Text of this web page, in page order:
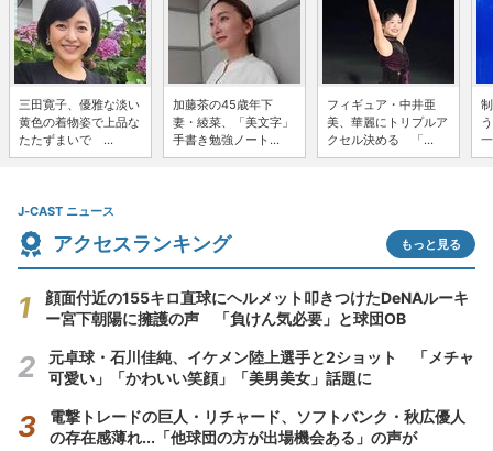
三田寛子、優雅な淡い
黄色の着物姿で上品な
たたずまいで ...
加藤茶の45歳年下
妻・綾菜、「美文字」
手書き勉強ノート...
フィギュア・中井亜
美、華麗にトリプルア
クセル決める 「...
J-CAST ニュース
アクセスランキング もっと見る
顔面付近の155キロ直球にヘルメット叩きつけたDeNAルーキ
ー宮下朝陽に擁護の声 「負けん気必要」と球団OB
元卓球・石川佳純、イケメン陸上選手と2ショット 「メチャ
可愛い」「かわいい笑顔」「美男美女」話題に
電撃トレードの巨人・リチャード、ソフトバンク・秋広優人
の存在感薄れ...「他球団の方が出場機会ある」の声が